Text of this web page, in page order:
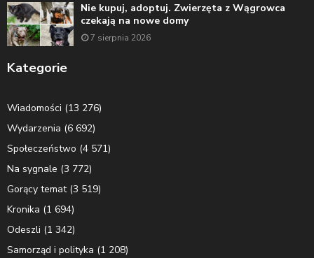
Nie kupuj, adoptuj. Zwierzęta z Wągrowca
czekają na nowe domy
7 sierpnia 2026
Kategorie
Wiadomości (13 276)
Wydarzenia (6 692)
Społeczeństwo (4 571)
Na sygnale (3 772)
Gorący temat(3 519)
Kronika (1 694)
Odeszli (1 342)
Samorząd i polityka (1 208)